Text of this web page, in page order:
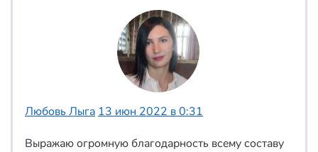
Любовь Лыга 13 июн 2022 в 0:31
Выражаю огромную благодарность всему составу